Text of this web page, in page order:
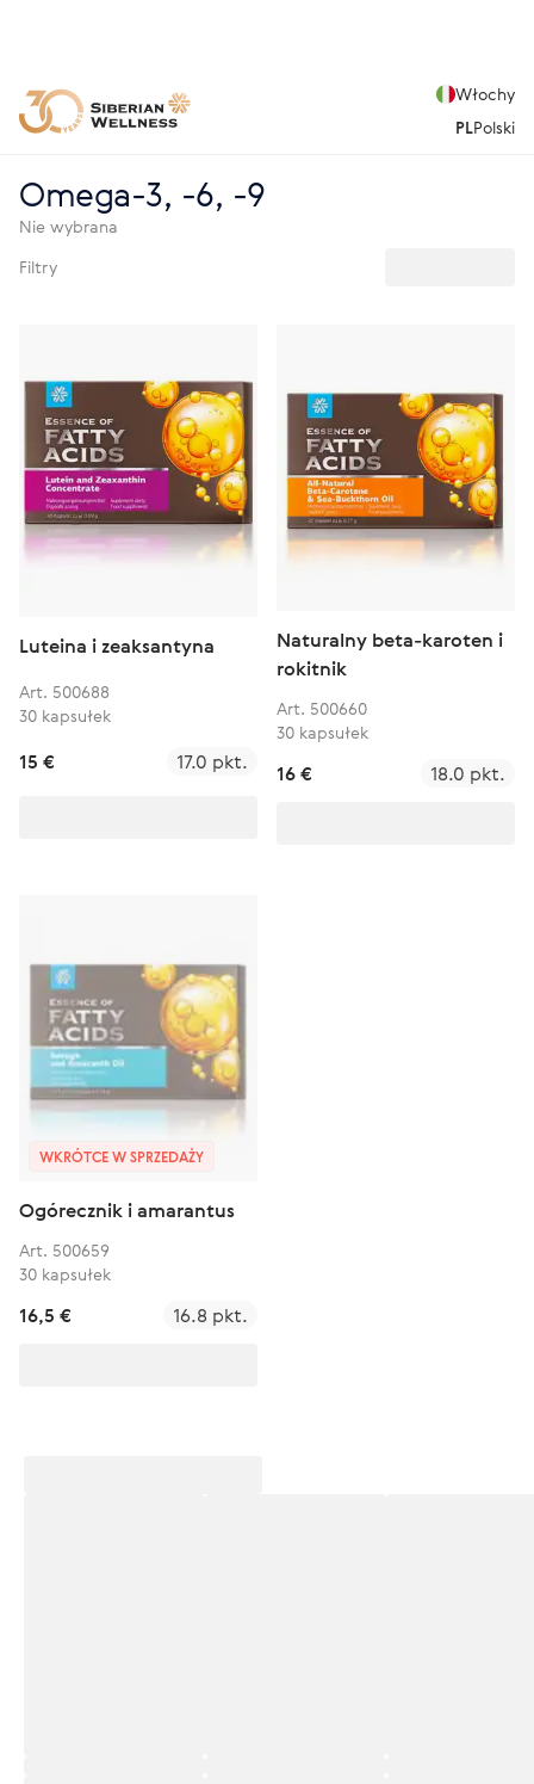
Włochy
PLPolski
Omega-3, -6, -9
Nie wybrana
Filtry
Luteina i zeaksantyna
Art. 500688
30 kapsułek
15 € 17.0 pkt.
Naturalny beta-karoten i
rokitnik
Art. 500660
30 kapsułek
16 € 18.0 pkt.
WKRÓTCE W SPRZEDAŻY
Ogórecznik i amarantus
Art. 500659
30 kapsułek
16,5 € 16.8 pkt.